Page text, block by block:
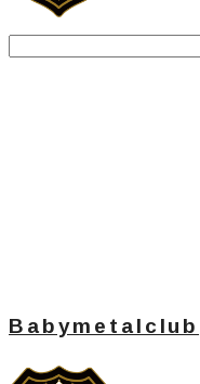
Babymetalclub